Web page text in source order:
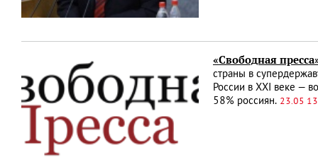
«Свободная
страны в
России в XXI веке —
58% россиян. 23.05